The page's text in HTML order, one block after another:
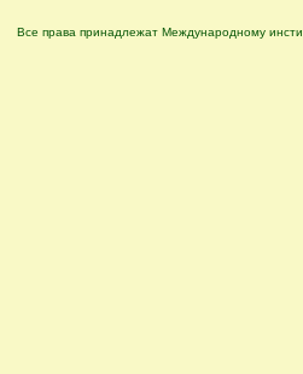
Все права принадлежат Международному